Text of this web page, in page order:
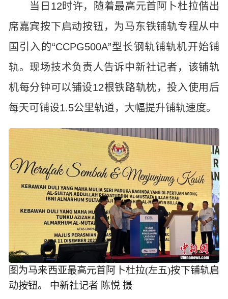
当日12时许，随着最高元首阿卜杜拉偕出
席嘉宾按下启动按钮，为马东铁铺轨专程从中
国引入的“CCPG500A”型长钢轨铺轨机开始铺
轨。现场技术负责人告诉中新社记者，该铺轨
机每分钟可以铺设12根铁路轨枕，投入使用后
每天可铺设1.5公里轨道，大幅提升铺轨速度。
图为马来西亚最高元首阿卜杜拉(左五)按下铺轨启
动按钮。 中新社记者 陈悦 摄